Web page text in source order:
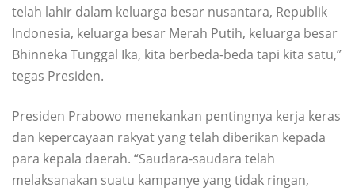
telah lahir dalam keluarga besar nusantara, Republik
Indonesia, keluarga besar Merah Putih, keluarga besar
Bhinneka Tunggal Ika, kita berbeda-beda tapi kita satu,”
tegas Presiden.
Presiden Prabowo menekankan pentingnya kerja keras
dan kepercayaan rakyat yang telah diberikan kepada
para kepala daerah. “Saudara-saudara telah
melaksanakan suatu kampanye yang tidak ringan,